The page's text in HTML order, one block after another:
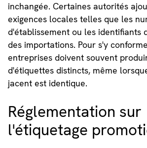
inchangée. Certaines autorités
exigences locales telles que les
d'établissement ou les identifiants
des importations. Pour s'y
entreprises doivent souvent
d'étiquettes distincts, même
jacent est identique.
Réglementation sur
l'étiquetage